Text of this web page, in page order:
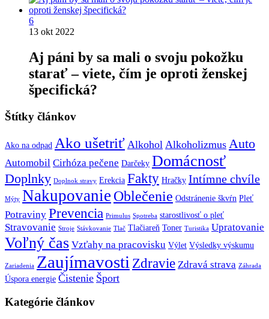
6
13 okt 2022
Aj páni by sa mali o svoju pokožku
starať – viete, čím je oproti ženskej
špecifická?
Štítky článkov
Ako na odpad Ako ušetriť Alkohol Alkoholizmus Auto
Automobil Cirhóza pečene Darčeky Domácnosť
Doplnky Doplnok stravy Erekcia Fakty Hračky Intímne chvíle
Mýty Nakupovanie Oblečenie Odstránenie škvŕn Pleť
Potraviny Prevencia Primulus Spotreba starostlivosť o pleť
Stravovanie Stroje Stávkovanie Tlač Tlačiareň Toner Turistika Upratovanie
Voľný čas Vzťahy na pracovisku Výlet Výsledky výskumu
Zariadenia Zaujímavosti Zdravie Zdravá strava Záhrada
Úspora energie Čistenie Šport
Kategórie článkov